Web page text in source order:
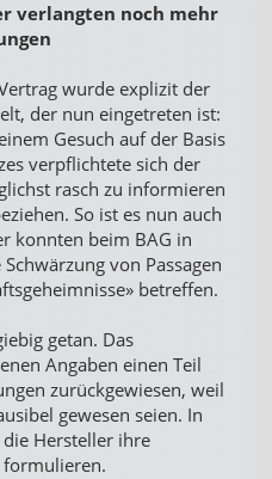
verlangten noch mehr
wurde explizit der
der nun eingetreten ist:
Gesuch auf der Basis
verpflichtete sich der
rasch zu informieren
So ist es nun auch
konnten beim BAG in
von Passagen
betreffen.
getan. Das
Angaben einen Teil
zurückgewiesen, weil
gewesen seien. In
Hersteller ihre